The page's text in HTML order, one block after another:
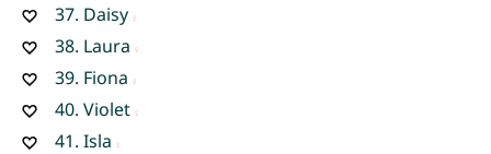
37. Daisy
38. Laura
39. Fiona
40. Violet
41. Isla